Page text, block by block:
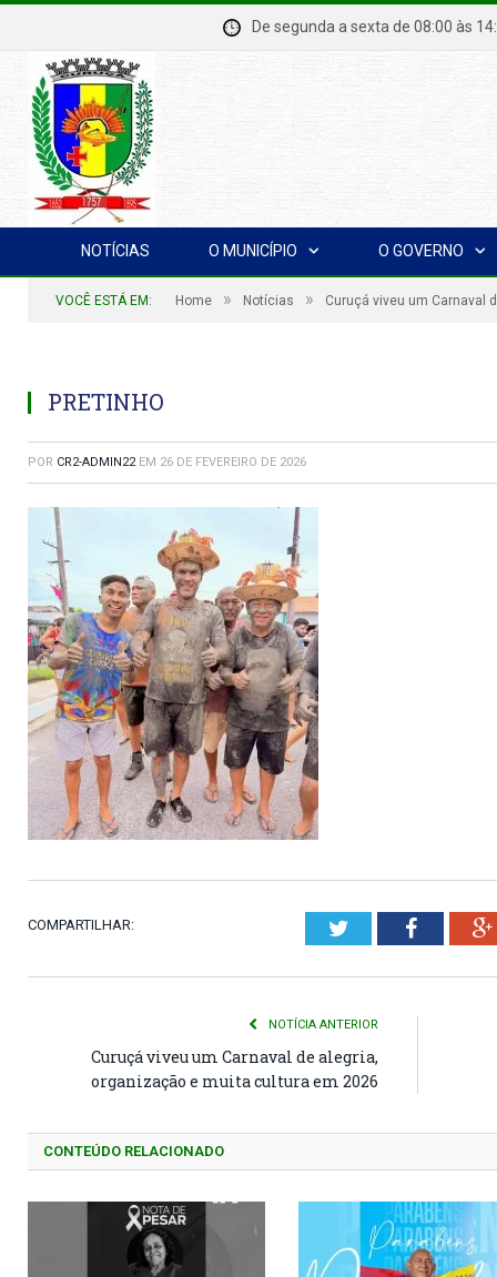
De segunda a sexta de 08:00
NOTÍCIAS O MUNICÍPIO O GOVERNO
VOCÊ ESTÁ EM: Home » Notícias » Curuçá viveu um Carnaval
PRETINHO
POR CR2-ADMIN22 EM 26 DE FEVEREIRO DE 2026
COMPARTILHAR: Twitter
NOTÍCIA ANTERIOR
Curuçá viveu um Carnaval de alegria,
organização e muita cultura em 2026
CONTEÚDO RELACIONADO